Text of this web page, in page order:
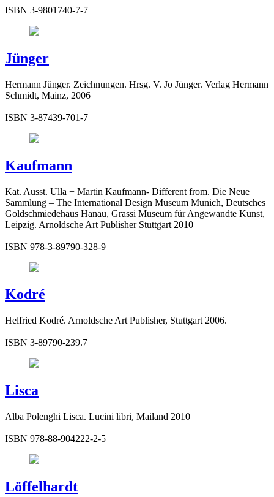
ISBN 3-9801740-7-7
Jünger
Hermann Jünger. Zeichnungen. Hrsg. V. Jo Jünger. Verlag Hermann
Schmidt, Mainz, 2006
ISBN 3-87439-701-7
Kaufmann
Kat. Ausst. Ulla + Martin Kaufmann- Different from. Die Neue
Sammlung – The International Design Museum Munich, Deutsches
Goldschmiedehaus Hanau, Grassi Museum für Angewandte Kunst,
Leipzig. Arnoldsche Art Publisher Stuttgart 2010
ISBN 978-3-89790-328-9
Kodré
Helfried Kodré. Arnoldsche Art Publisher, Stuttgart 2006.
ISBN 3-89790-239.7
Lisca
Alba Polenghi Lisca. Lucini libri, Mailand 2010
ISBN 978-88-904222-2-5
Löffelhardt